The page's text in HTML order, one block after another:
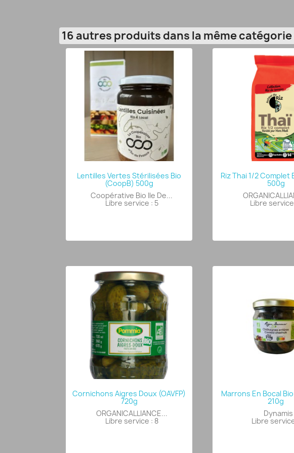
16 autres produits dans la même catégorie
Lentilles Vertes Stérilisées Bio
(CoopB) 500g
Coopérative Bio Ile De...
Libre service : 5
Riz Thai 1/2 Complet
500g
Libre service
Cornichons Aigres Doux (OAVFP)
720g
ORGANICALLIANCE...
Libre service : 8
Marrons En Bocal
210g
Dynamis
Libre